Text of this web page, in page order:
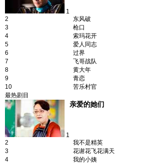
1
2
东风破
3
枪口
4
索玛花开
5
爱人同志
6
过界
7
飞哥战队
8
黄大年
9
青恋
10
苦乐村官
最热剧目
1
亲爱的她们
2
我不是精英
3
花谢花飞花满天
4
我的小姨